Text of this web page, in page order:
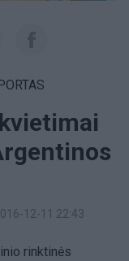
12-11 22:43
rinktinės